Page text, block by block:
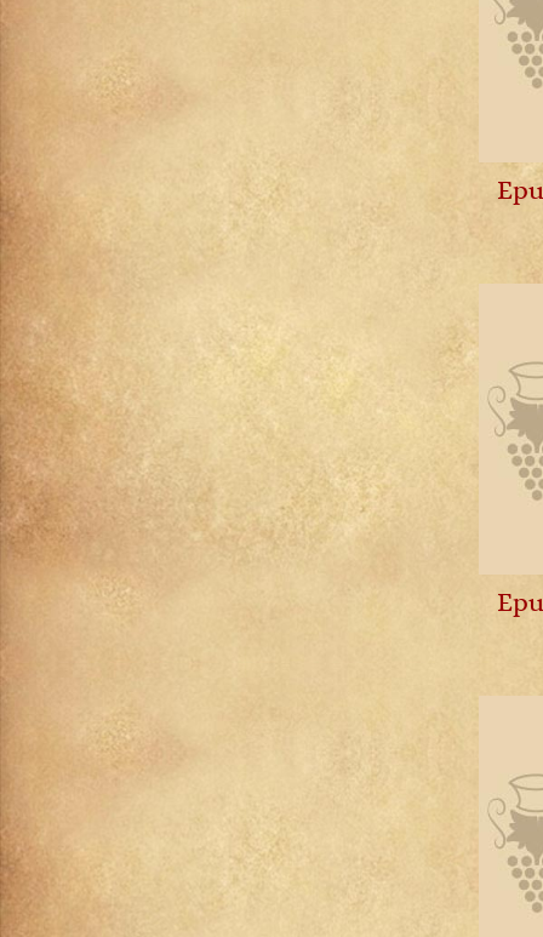
Meursault
Montepulciano d'Abruzzo
Moulin-à-Vent
Muscadet
Nebbiolo d'Alba
Pauillac
Pernand-Vergelesses
Pessac-Léognan
Petit Chablis
Roederer